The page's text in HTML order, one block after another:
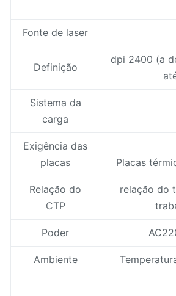
Fonte de laser
Definição
dpi 2400 (a
Sistema da
carga
Exigência das
placas
Placas
Relação do
CTP
relação do
Poder
Ambiente